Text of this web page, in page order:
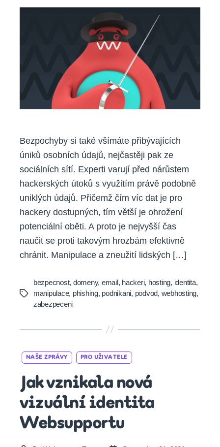
rady,
se
bránit
proti
Bezpochyby si také všímáte přibývajících
úniků osobních údajů, nejčastěji pak ze
sociálních sítí. Experti varují před nárůstem
hackerských útoků s využitím právě podobně
uniklých údajů. Přičemž čím víc dat je pro
hackery dostupných, tím větší je ohrožení
potenciální oběti. A proto je nejvyšší čas
naučit se proti takovým hrozbám efektivně
chránit. Manipulace a zneužití lidských […]
Tags
bezpecnost, domeny, email, hackeri, hosting, identita,
manipulace, phishing, podnikani, podvod, webhosting,
zabezpeceni
Categories
NAŠE ZPRÁVY PRO UŽIVATELE
Jak vznikala nová
vizuální identita
Websupportu